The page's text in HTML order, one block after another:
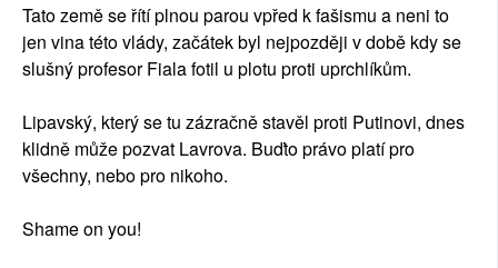
Tato země se řítí plnou parou vpřed k fašismu a neni to
jen vina této vlády, začátek byl nejpozději v době kdy se
slušný profesor Fiala fotil u plotu proti uprchlíkům.
Lipavský, který se tu zázračně stavěl proti Putinovi, dnes
klidně může pozvat Lavrova. Buďto právo platí pro
všechny, nebo pro nikoho.
Shame on you!